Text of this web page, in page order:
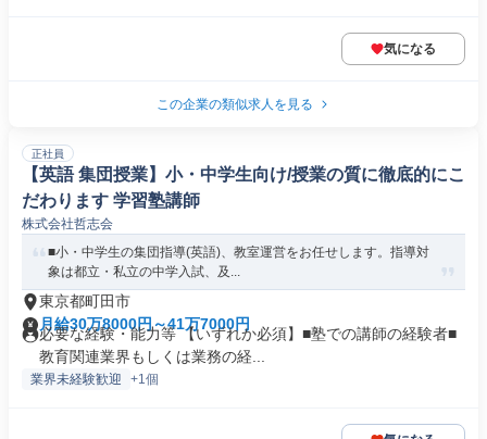
気になる
この企業の類似求人を見る
正社員
【英語 集団授業】小・中学生向け/授業の質に徹底的にこ
だわります 学習塾講師
株式会社哲志会
■小・中学生の集団指導(英語)、教室運営をお任せします。指導対
象は都立・私立の中学入試、及...
東京都町田市
月給30万8000円～41万7000円
必要な経験・能力等 【いずれか必須】■塾での講師の経験者■
教育関連業界もしくは業務の経...
業界未経験歓迎 +1個